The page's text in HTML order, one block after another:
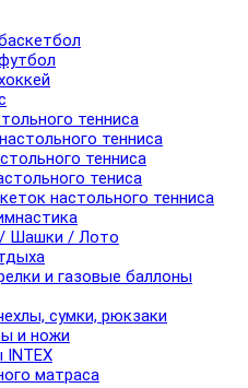
тенниса
тенниса
тенниса
тениса
настольного тенниса
Шашки / Лото
и газовые баллоны
сумки, рюкзаки
и ножи
матраса